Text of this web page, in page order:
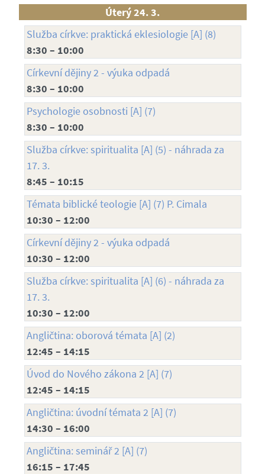
Úterý 24. 3.
Služba církve: praktická eklesiologie [A] (8)
8:30 – 10:00
Církevní dějiny 2 - výuka odpadá
8:30 – 10:00
Psychologie osobnosti [A] (7)
8:30 – 10:00
Služba církve: spiritualita [A] (5) - náhrada za
17. 3.
8:45 – 10:15
Témata biblické teologie [A] (7) P. Cimala
10:30 – 12:00
Církevní dějiny 2 - výuka odpadá
10:30 – 12:00
Služba církve: spiritualita [A] (6) - náhrada za
17. 3.
10:30 – 12:00
Angličtina: oborová témata [A] (2)
12:45 – 14:15
Úvod do Nového zákona 2 [A] (7)
12:45 – 14:15
Angličtina: úvodní témata 2 [A] (7)
14:30 – 16:00
Angličtina: seminář 2 [A] (7)
16:15 – 17:45